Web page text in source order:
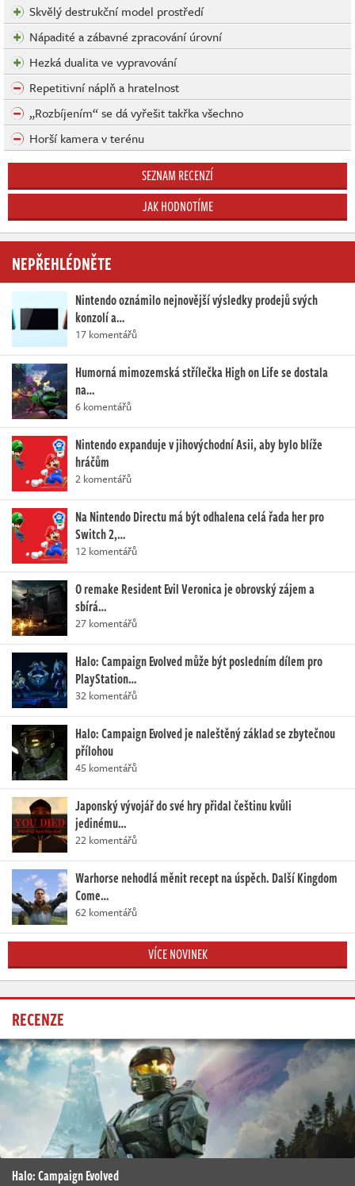
Skvělý destrukční model prostředí
Nápadité a zábavné zpracování úrovní
Hezká dualita ve vypravování
Repetitivní náplň a hratelnost
„Rozbíjením“ se dá vyřešit takřka všechno
Horší kamera v terénu
SEZNAM RECENZÍ
JAK HODNOTÍME
NEPŘEHLÉDNĚTE
Nintendo oznámilo nejnovější výsledky prodejů svých
konzolí a…
17 komentářů
Humorná mimozemská střílečka High on Life se dostala
na…
6 komentářů
Nintendo expanduje v jihovýchodní Asii, aby bylo blíže
hráčům
2 komentářů
Na Nintendo Directu má být odhalena celá řada her pro
Switch 2,…
12 komentářů
O remake Resident Evil Veronica je obrovský zájem a
sbírá…
27 komentářů
Halo: Campaign Evolved může být posledním dílem pro
PlayStation…
32 komentářů
Halo: Campaign Evolved je naleštěný základ se zbytečnou
přílohou
45 komentářů
Japonský vývojář do své hry přidal češtinu kvůli
jedinému…
22 komentářů
Warhorse nehodlá měnit recept na úspěch. Další Kingdom
Come…
62 komentářů
VÍCE NOVINEK
RECENZE
Halo: Campaign Evolved